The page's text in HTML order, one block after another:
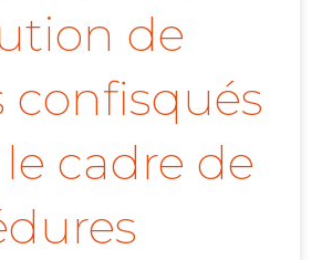
de
confisqués
cadre de